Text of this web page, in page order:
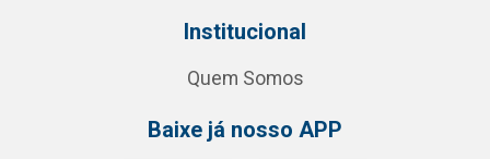
Institucional
Quem Somos
Baixe já nosso APP